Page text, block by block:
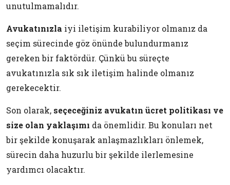
unutulmamalıdır.
Avukatınızla iyi iletişim kurabiliyor olmanız da
seçim sürecinde göz önünde bulundurmanız
gereken bir faktördür. Çünkü bu süreçte
avukatınızla sık sık iletişim halinde olmanız
gerekecektir.
Son olarak, seçeceğiniz avukatın ücret politikası ve
size olan yaklaşımı da önemlidir. Bu konuları net
bir şekilde konuşarak anlaşmazlıkları önlemek,
sürecin daha huzurlu bir şekilde ilerlemesine
yardımcı olacaktır.